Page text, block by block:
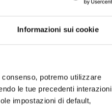
Informazioni sui cookie
potremo utilizzare
le tue precedenti interazioni
impostazioni di default,